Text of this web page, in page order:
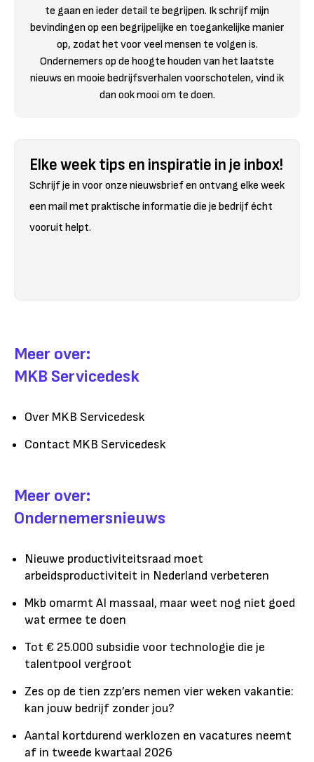
te gaan en ieder detail te begrijpen. Ik schrijf mijn
bevindingen op een begrijpelijke en toegankelijke manier
op, zodat het voor veel mensen te volgen is.
Ondernemers op de hoogte houden van het laatste
nieuws en mooie bedrijfsverhalen voorschotelen, vind ik
dan ook mooi om te doen.
Elke week tips en inspiratie in je inbox!
Schrijf je in voor onze nieuwsbrief en ontvang elke week
een mail met praktische informatie die je bedrijf écht
vooruit helpt.
Meer over:
MKB Servicedesk
Over MKB Servicedesk
Contact MKB Servicedesk
Meer over:
Ondernemersnieuws
Nieuwe productiviteitsraad moet
arbeidsproductiviteit in Nederland verbeteren
Mkb omarmt AI massaal, maar weet nog niet goed
wat ermee te doen
Tot € 25.000 subsidie voor technologie die je
talentpool vergroot
Zes op de tien zzp’ers nemen vier weken vakantie:
kan jouw bedrijf zonder jou?
Aantal kortdurend werklozen en vacatures neemt
af in tweede kwartaal 2026